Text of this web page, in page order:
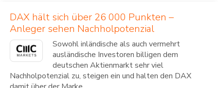
DAX hält sich über 26 000 Punkten –
Anleger sehen Nachholpotenzial
Sowohl inländische als auch vermehrt
ausländische Investoren billigen dem
deutschen Aktienmarkt sehr viel
Nachholpotenzial zu, steigen ein und halten den DAX